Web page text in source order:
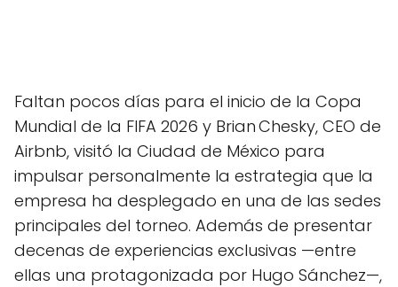
Faltan pocos días para el inicio de la Copa
Mundial de la FIFA 2026 y Brian Chesky, CEO de
Airbnb, visitó la Ciudad de México para
impulsar personalmente la estrategia que la
empresa ha desplegado en una de las sedes
principales del torneo. Además de presentar
decenas de experiencias exclusivas —entre
ellas una protagonizada por Hugo Sánchez—,